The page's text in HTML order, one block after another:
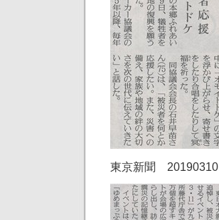
東京新聞 20190310